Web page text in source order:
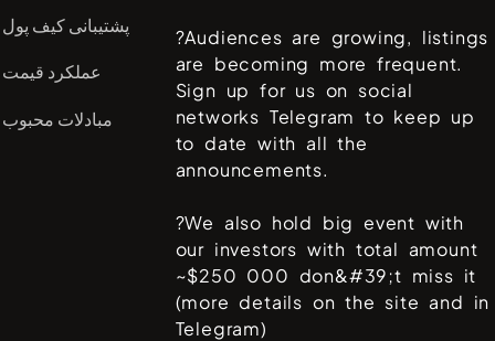
پشتیبانی کیف پول
عملکرد قیمت
مبادلات محبوب
?Audiences are growing, listings
are becoming more frequent.
Sign up for us on social
networks Telegram to keep up
to date with all the
announcements.
?We also hold big event with
our investors with total amount
~$250 000 don&#39;t miss it
(more details on the site and in
Telegram)